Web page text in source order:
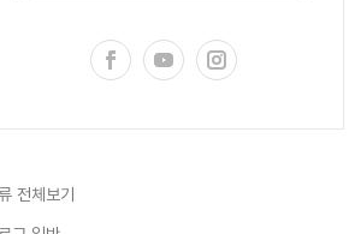
전체보기